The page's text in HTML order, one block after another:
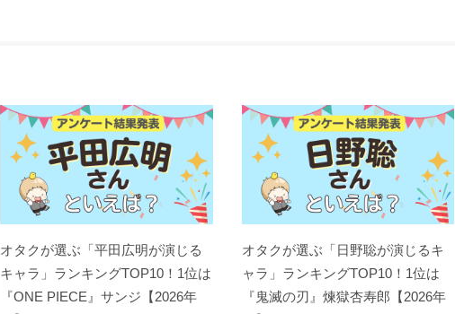
オタクが選ぶ「平田広明が演じる
キャラ」ランキングTOP10！1位は
『ONE PIECE』サンジ【2026年
オタクが選ぶ「日野聡が演じるキ
ャラ」ランキングTOP10！1位は
『鬼滅の刃』煉󠄁獄杏寿郎【2026年